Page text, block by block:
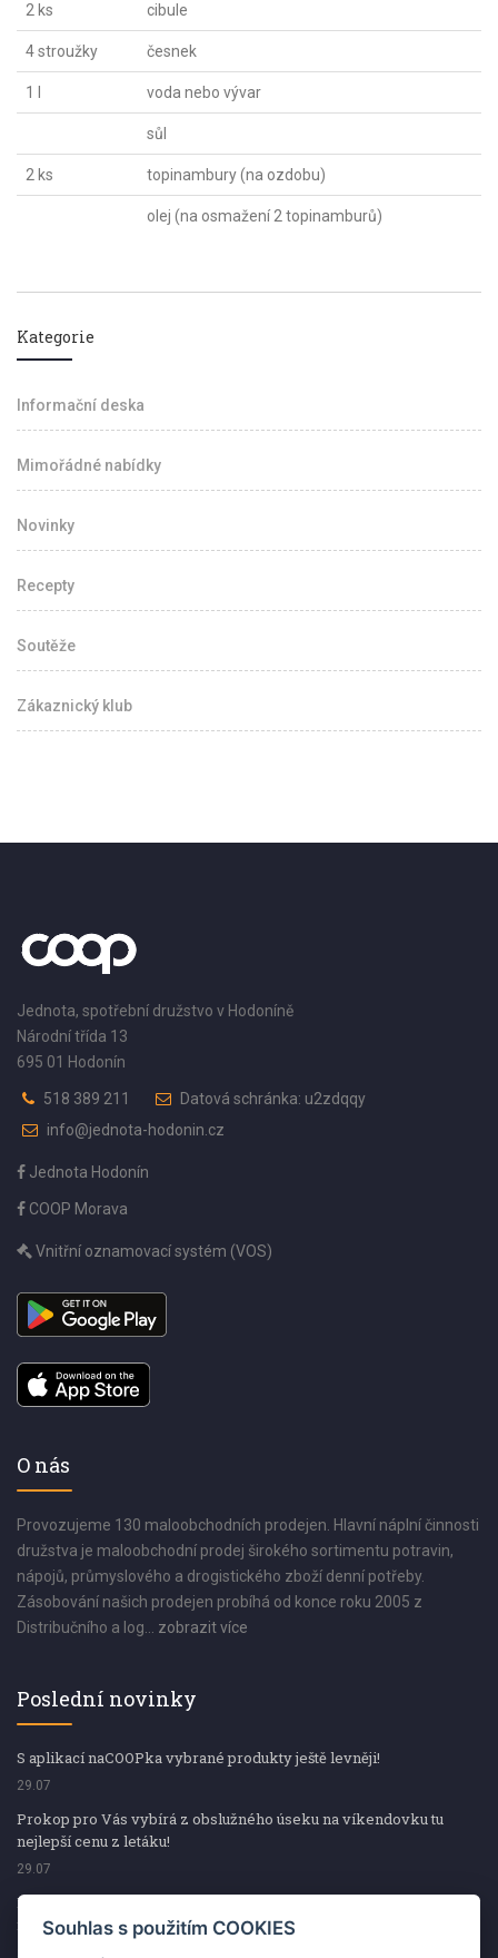
2 ks cibule
4 stroužky česnek
1 l voda nebo vývar
sůl
2 ks topinambury (na ozdobu)
olej (na osmažení 2 topinamburů)
Kategorie
Informační deska
Mimořádné nabídky
Novinky
Recepty
Soutěže
Zákaznický klub
Jednota, spotřební družstvo v Hodoníně
Národní třída 13
695 01 Hodonín
518 389 211
Datová schránka: u2zdqqy
info@jednota-hodonin.cz
Jednota Hodonín
COOP Morava
Vnitřní oznamovací systém (VOS)
O nás
Provozujeme 130 maloobchodních prodejen. Hlavní náplní činnosti
družstva je maloobchodní prodej širokého sortimentu potravin,
nápojů, průmyslového a drogistického zboží denní potřeby.
Zásobování našich prodejen probíhá od konce roku 2005 z
Distribučního a log... zobrazit více
Poslední novinky
S aplikací naCOOPka vybrané produkty ještě levněji!
29.07
Prokop pro Vás vybírá z obslužného úseku na víkendovku tu
nejlepší cenu z letáku!
29.07
Prokop pro Vás vybírá z obslužného úseku na víkendovku tu
nejlepší cenu z letáku!
Souhlas s použitím COOKIES